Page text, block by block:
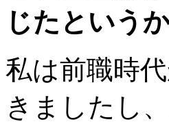
じたというか
私は前職時
きましたし